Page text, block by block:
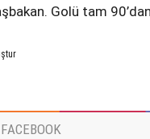
Golü tam
FACEBOOK